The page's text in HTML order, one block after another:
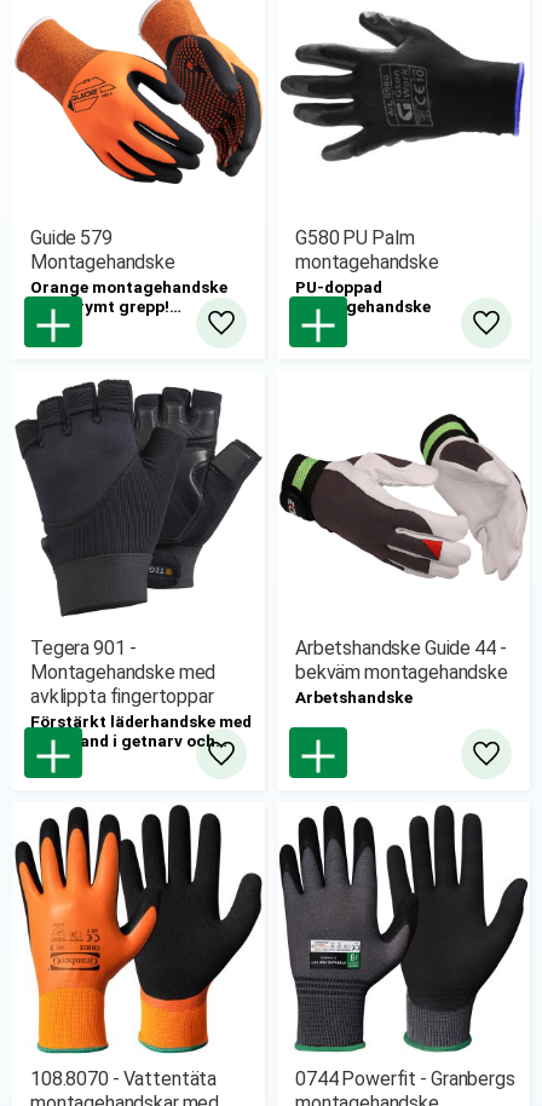
Guide 579
Montagehandske
Orange montagehandske
med grymt grepp!
6par/bunt
Säljs endast i hel bunt.
Lägg till i favoriter
G580 PU Palm
montagehandske
PU-doppad
montagehandske
Lägg
Tegera 901 -
Montagehandske med
avklippta fingertoppar
Förstärkt läderhandske med
innerhand i getnarv och
neopren på ovandelen.
Lägg till i favoriter
Arbetshandske Guide 44 -
bekväm montagehandske
Arbetshandske
Lägg
108.8070 - Vattentäta
0744 Powerfit - Granbergs